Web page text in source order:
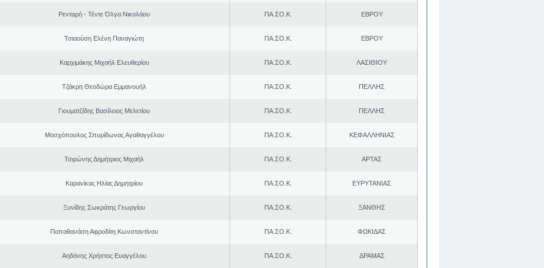
Ρενταρή - Τέντε Όλγα Νικολάου ΠΑ.ΣΟ.Κ. ΕΒΡΟΥ
Τσιαούση Ελένη Παναγιώτη ΠΑ.ΣΟ.Κ. ΕΒΡΟΥ
Καρχιμάκης Μιχαήλ Ελευθερίου ΠΑ.ΣΟ.Κ. ΛΑΣΙΘΙΟΥ
Τζάκρη Θεοδώρα Εμμανουήλ ΠΑ.ΣΟ.Κ. ΠΕΛΛΗΣ
Γιουματζίδης Βασίλειος Μελετίου ΠΑ.ΣΟ.Κ. ΠΕΛΛΗΣ
Μοσχόπουλος Σπυρίδωνας Αγαθαγγέλου ΠΑ.ΣΟ.Κ. ΚΕΦΑΛΛΗΝΙΑΣ
Τσιρώνης Δημήτριος Μιχαήλ ΠΑ.ΣΟ.Κ. ΑΡΤΑΣ
Καρανίκας Ηλίας Δημητρίου ΠΑ.ΣΟ.Κ. ΕΥΡΥΤΑΝΙΑΣ
Ξυνίδης Σωκράτης Γεωργίου ΠΑ.ΣΟ.Κ. ΞΑΝΘΗΣ
Παπαθανάση Αφροδίτη Κωνσταντίνου ΠΑ.ΣΟ.Κ. ΦΩΚΙΔΑΣ
Αηδόνης Χρήστος Ευαγγέλου ΠΑ.ΣΟ.Κ. ΔΡΑΜΑΣ